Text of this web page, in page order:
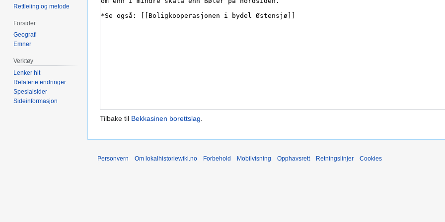
Tilbake til Bekkasinen borettslag.
Rettleiing og metode
Forsider
Geografi
Emner
Verktøy
Lenker hit
Relaterte endringer
Spesialsider
Sideinformasjon
Personvern Om lokalhistoriewiki.no Forbehold Mobilvisning Opphavsrett Retningslinjer Cookies